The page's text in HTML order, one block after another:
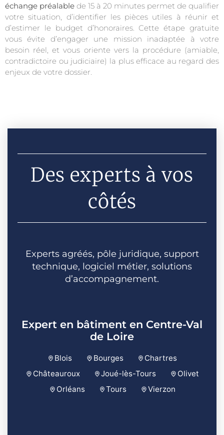
échange préalable de 15 à 20 minutes permet de qualifier
votre situation, d’identifier les pièces utiles à réunir et
d’estimer le budget d’honoraires. Cette étape gratuite
vous évite d’engager une mission inadaptée à votre
besoin réel, et vous oriente vers la procédure (amiable,
contradictoire ou judiciaire) la plus efficace au regard des
enjeux de votre dossier.
Des experts à vos
côtés
Experts agréés, pôle juridique, support
technique, logiciel métier, solutions
d’accompagnement.
Expert en bâtiment en Centre-Val
de Loire
Blois Bourges
Chartres
Châteauroux
Joué-lès-Tours
Olivet
Orléans
Tours Vierzon